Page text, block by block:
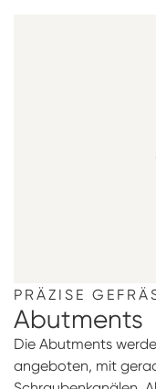
PRÄZISE
Abutments
Die Abutments
angeboten, mit